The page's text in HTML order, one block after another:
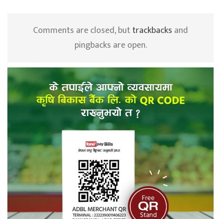
Comments are closed, buttrackbacks and
pingbacks are open.